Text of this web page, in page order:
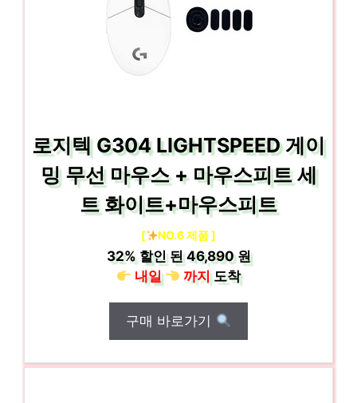
로지텍 G304 LIGHTSPEED 게이
밍 무선 마우스 + 마우스피트 세
트 화이트+마우스피트
[ NO.6 제품 ]
32%할인 된46,890 원
내일
까지도착
구매 바로가기